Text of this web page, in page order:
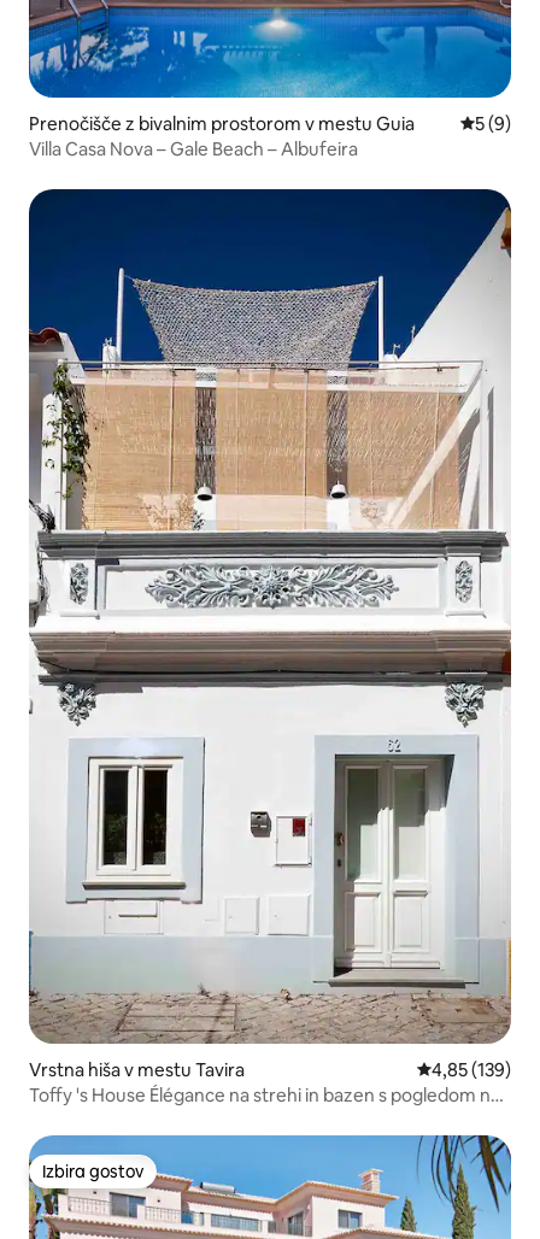
Prenočišče z bivalnim prostorom v mestu Guia
5 (9)
Villa Casa Nova – Gale Beach – Albufeira
Vrstna hiša v mestu Tavira Povprečna
4,85 (139)
Toffy 's House Élégance na strehi in bazen s pogledom na
Izbira gostov
Izbira gostov